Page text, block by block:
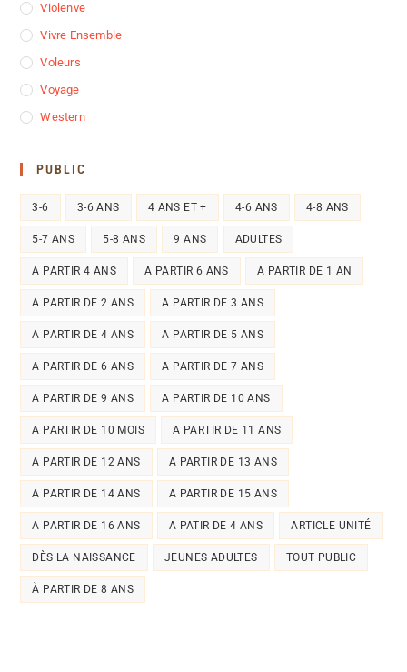
Violenve
Vivre Ensemble
Voleurs
Voyage
Western
PUBLIC
3-6 3-6 ANS 4 ANS ET + 4-6 ANS 4-8 ANS
5-7 ANS 5-8 ANS 9 ANS ADULTES
A PARTIR 4 ANS A PARTIR 6 ANS A PARTIR DE 1 AN
A PARTIR DE 2 ANS A PARTIR DE 3 ANS
A PARTIR DE 4 ANS A PARTIR DE 5 ANS
A PARTIR DE 6 ANS A PARTIR DE 7 ANS
A PARTIR DE 9 ANS A PARTIR DE 10 ANS
A PARTIR DE 10 MOIS A PARTIR DE 11 ANS
A PARTIR DE 12 ANS A PARTIR DE 13 ANS
A PARTIR DE 14 ANS A PARTIR DE 15 ANS
A PARTIR DE 16 ANS A PATIR DE 4 ANS ARTICLE UNITÉ
DÈS LA NAISSANCE JEUNES ADULTES TOUT PUBLIC
À PARTIR DE 8 ANS